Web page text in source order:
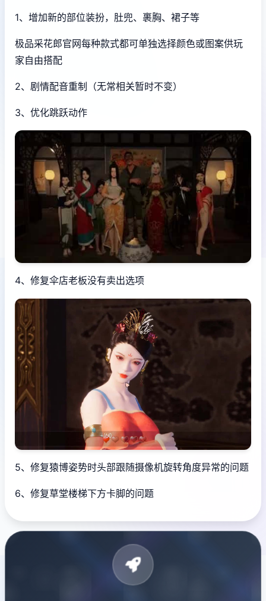
1、增加新的部位装扮，肚兜、裹胸、裙子等
极品采花郎官网每种款式都可单独选择颜色或图案供玩
家自由搭配
2、剧情配音重制（无常相关暂时不变）
3、优化跳跃动作
4、修复伞店老板没有卖出选项
5、修复猿博姿势时头部跟随摄像机旋转角度异常的问题
6、修复草堂楼梯下方卡脚的问题